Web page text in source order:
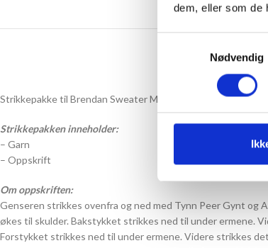
dem, eller som de
Nødvendig
Strikkepakke til Brendan Sweater Man strikket i Tynn Peer
Strikkepakken inneholder:
– Garn
– Oppskrift
Om oppskriften:
Genseren strikkes ovenfra og ned med Tynn Peer Gynt og
økes til skulder. Bakstykket strikkes ned til under ermene.
Forstykket strikkes ned til under ermene. Videre strikkes